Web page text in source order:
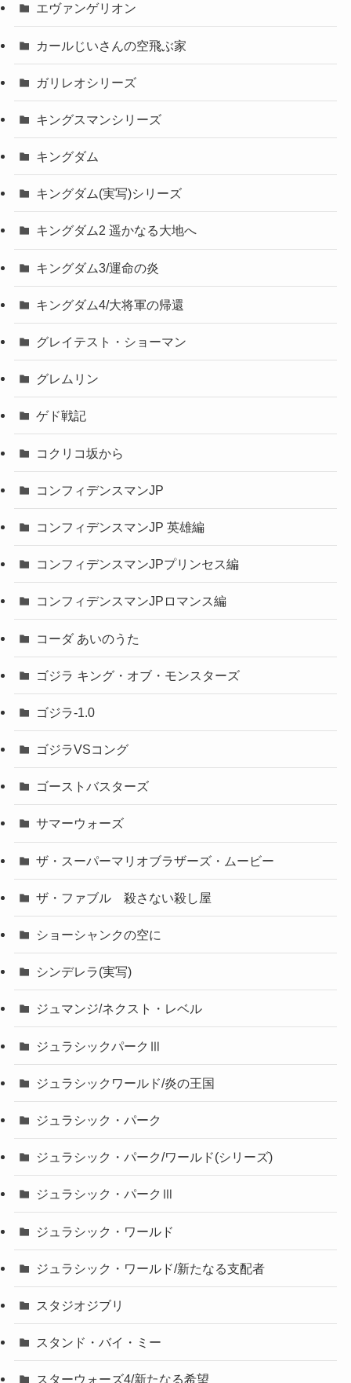
エヴァンゲリオン
カールじいさんの空飛ぶ家
ガリレオシリーズ
キングスマンシリーズ
キングダム
キングダム(実写)シリーズ
キングダム2 遥かなる大地へ
キングダム3/運命の炎
キングダム4/大将軍の帰還
グレイテスト・ショーマン
グレムリン
ゲド戦記
コクリコ坂から
コンフィデンスマンJP
コンフィデンスマンJP 英雄編
コンフィデンスマンJPプリンセス編
コンフィデンスマンJPロマンス編
コーダ あいのうた
ゴジラ キング・オブ・モンスターズ
ゴジラ-1.0
ゴジラVSコング
ゴーストバスターズ
サマーウォーズ
ザ・スーパーマリオブラザーズ・ムービー
ザ・ファブル 殺さない殺し屋
ショーシャンクの空に
シンデレラ(実写)
ジュマンジ/ネクスト・レベル
ジュラシックパークⅢ
ジュラシックワールド/炎の王国
ジュラシック・パーク
ジュラシック・パーク/ワールド(シリーズ)
ジュラシック・パークⅢ
ジュラシック・ワールド
ジュラシック・ワールド/新たなる支配者
スタジオジブリ
スタンド・バイ・ミー
スターウォーズ4/新たなる希望